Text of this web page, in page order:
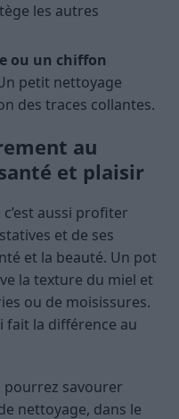
les autres
ou un chiffon
petit nettoyage
des traces collantes.
au
et plaisir
aussi profiter
et de ses
et la beauté. Un pot
la texture du miel et
ou de moisissures.
fait la différence au
pourrez savourer
nettoyage, dans le